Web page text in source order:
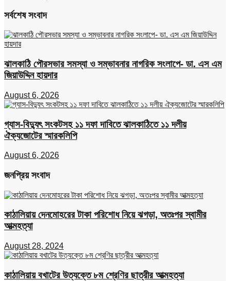
সর্বশেষ সংবাদ
ঝালকাঠি পৌরসভার সমস্যা ও সম্ভাবনার নাগরিক সংলাপে- ডা. এস এম
জিয়াউদ্দিন হায়দার
August 6, 2026
গ্যাস-বিদ্যুৎ সংকটসহ ১১ দফা দাবিতে ঝালকাঠিতে ১১ দলীয়
ঐক্যজোটের স্মারকলিপি
August 6, 2026
জনপ্রিয় সংবাদ
কাঠালিয়ায় দেনমোহরের টাকা পরিশোধ নিয়ে ঝগড়া, অতঃপর স্বামীর
আত্মহত্যা
August 28, 2024
কাঠালিয়ায় বখাটের উত্যক্তে ৮ম শ্রেণির ছাত্রীর আত্মহত্যা